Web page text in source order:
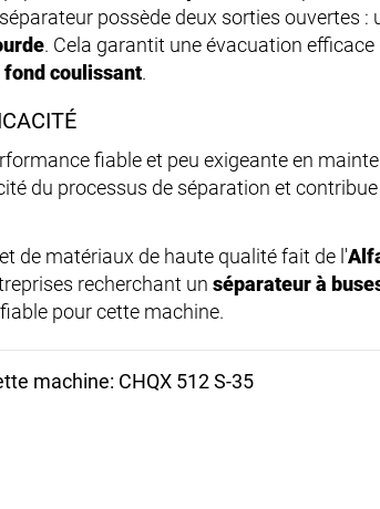
possède deux sorties ouvertes :
. Cela garantit une évacuation efficace
fond coulissant.
fiable et peu exigeante en
du processus de séparation et
de matériaux de haute qualité fait de l'
recherchant un séparateur à
pour cette machine.
machine: CHQX 512 S-35